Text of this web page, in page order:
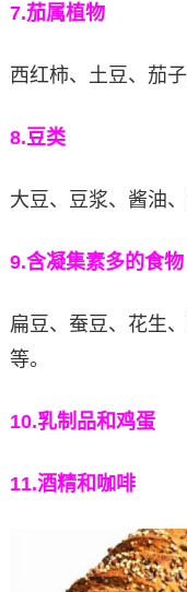
7.茄属植物
西红柿、土豆、茄
8.豆类
大豆、豆浆、酱油、
9.含凝集素多的食物
扁豆、蚕豆、花生
等。
10.乳制品和鸡蛋
11.酒精和咖啡